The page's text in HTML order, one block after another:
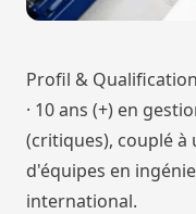
Profil &
· 10 ans (+) en
(critiques), couplé
d'équipes en
international.